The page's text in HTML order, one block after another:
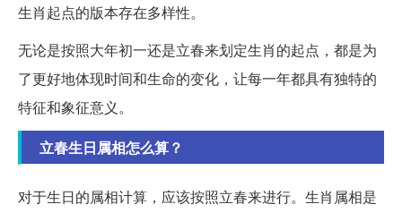
生肖起点的版本存在多样性。
无论是按照大年初一还是立春来划定生肖的起点，都是为
了更好地体现时间和生命的变化，让每一年都具有独特的
特征和象征意义。
立春生日属相怎么算？
对于生日的属相计算，应该按照立春来进行。生肖属相是